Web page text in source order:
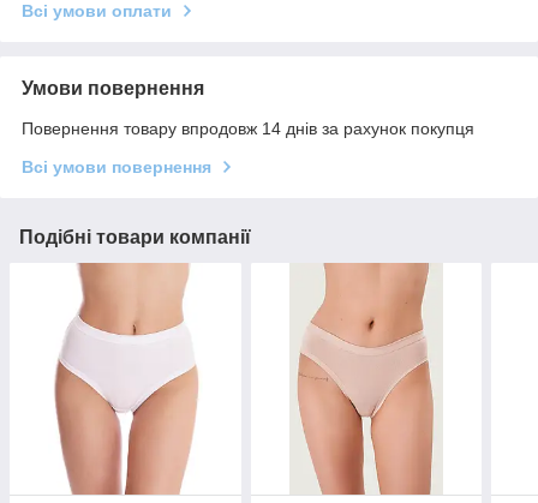
Всі умови оплати
Умови повернення
Повернення товару впродовж 14 днів за рахунок покупця
Всі умови повернення
Подібні товари компанії